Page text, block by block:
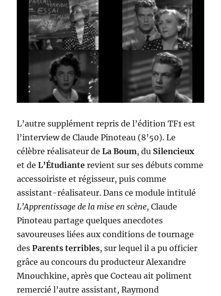
L’autre supplément repris de l’édition TF1 est
l’interview de Claude Pinoteau (8’50). Le
célèbre réalisateur deLa Boum, du Silencieux
et deL’Étudiante revient sur ses débuts comme
accessoiriste et régisseur, puis comme
assistant-réalisateur. Dans ce module intitulé
L’Apprentissage de la mise en scène, Claude
Pinoteau partage quelques anecdotes
savoureuses liées aux conditions de tournage
desParents terribles, sur lequel il a pu officier
grâce au concours du producteur Alexandre
Mnouchkine, après que Cocteau ait poliment
remercié l’autre assistant, Raymond